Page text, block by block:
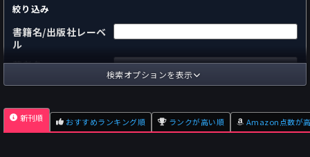
絞り込み
書籍名/出版社レーベ
ル
著者名
国内
海外
出版社
検索オプションを表示
新刊順 おすすめランキング順 ランクが高い順 Amazon点数が